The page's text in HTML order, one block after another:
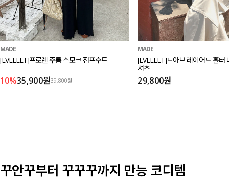
MADE
[EVELLET]프로렌 주름 스모크 점프수트
10%35,900원39,800원
MADE
[EVELLET]드아브 레이어드 홀터
셔츠
29,800원
꾸안꾸부터 꾸꾸꾸까지 만능 코디템